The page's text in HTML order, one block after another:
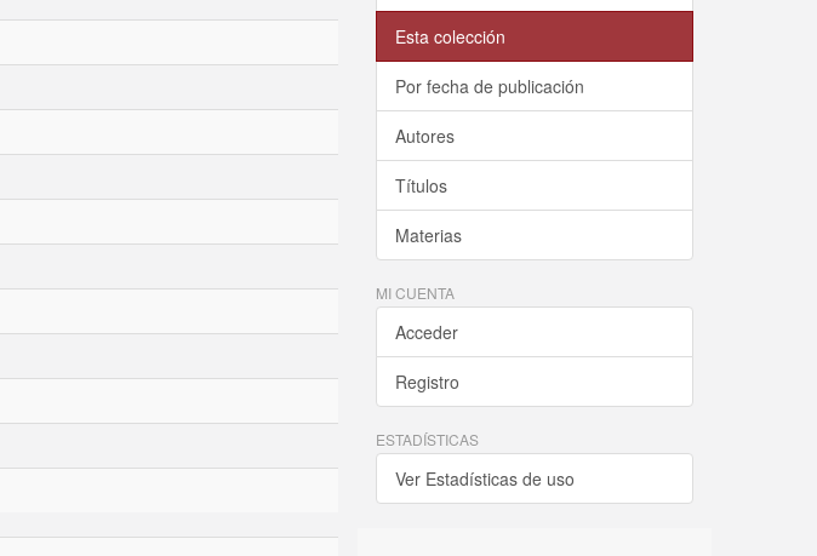
Esta colección
Por fecha de publicación
Autores
Títulos
Materias
MI CUENTA
Acceder
Registro
ESTADÍSTICAS
Ver Estadísticas de uso